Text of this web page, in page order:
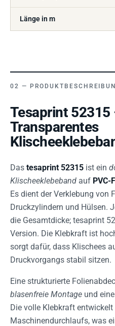
Länge in m
Tesaprint 52315
Transparentes
Das tesaprint 52315 ist ein
Klischeeklebeband auf PVC-
Es dient der Verklebung
Druckzylindern und Hülsen.
die Gesamtdicke; tesaprint
Version. Die Klebkraft ist
sorgt dafür, dass Klischees
Druckvorgangs stabil sitzen.
Eine strukturierte
blasenfreie Montage und
Die volle Klebkraft
Maschinendurchlaufs, was